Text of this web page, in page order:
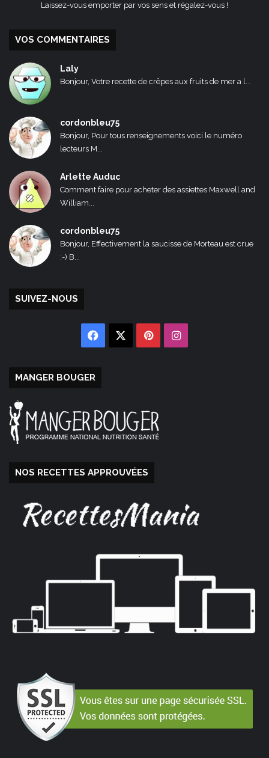
Laissez-vous emporter par vos sens et régalez-vous !
VOS COMMENTAIRES
Laly
Bonjour, Votre recette de crêpes aux fruits de mer a l...
cordonbleu75
Bonjour, Pour tous renseignements voici le numéro
lecteurs M...
Arlette Auduc
Comment faire pour acheter des assiettes Maxwell and
William...
cordonbleu75
Bonjour, Effectivement la saucisse de Morteau est crue
:-) B...
SUIVEZ-NOUS
Facebook PinterestInstagram
MANGER BOUGER
NOS RECETTES APPROUVÉES